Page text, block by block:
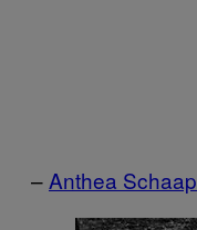
– Anthea Schaap